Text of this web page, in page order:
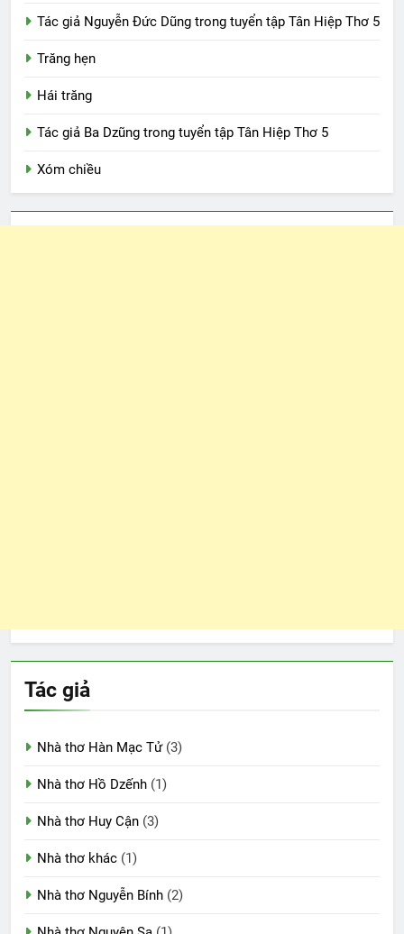
Tác giả Nguyễn Đức Dũng trong tuyển tập Tân Hiệp Thơ 5
Trăng hẹn
Hái trăng
Tác giả Ba Dzũng trong tuyển tập Tân Hiệp Thơ 5
Xóm chiều
Tác giả
Nhà thơ Hàn Mạc Tử(3)
Nhà thơ Hồ Dzếnh (1)
Nhà thơ Huy Cận (3)
Nhà thơ khác (1)
Nhà thơ Nguyễn Bính (2)